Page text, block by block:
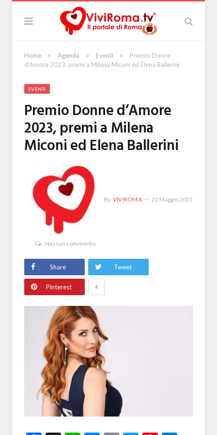
Home » Agenda » Eventi »
Premio Donne
d’Amore 2023, premi a Milena Miconi ed Elena Ballerini
EVENTI
Premio Donne d’Amore
2023, premi a Milena
Miconi ed Elena Ballerini
By VIVIROMA 22 Maggio 2023
Nessun commento
Share Tweet
Pinterest +